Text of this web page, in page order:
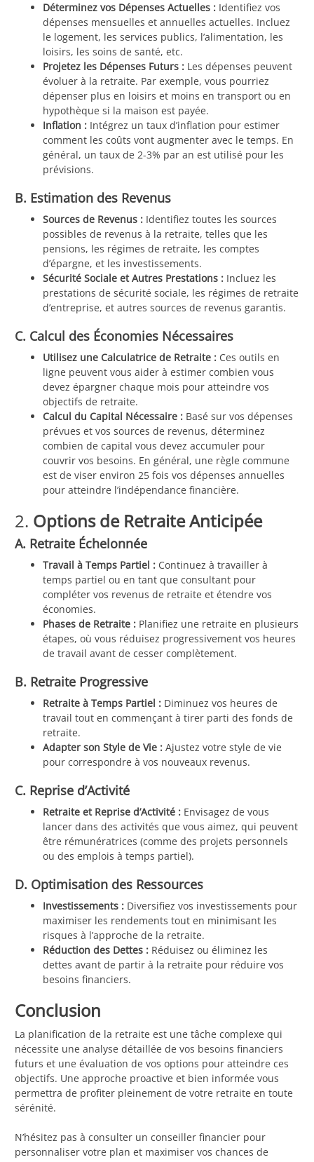
Déterminez vos Dépenses Actuelles : Identifiez vos
dépenses mensuelles et annuelles actuelles. Incluez
le logement, les services publics, l’alimentation, les
loisirs, les soins de santé, etc.
Projetez les Dépenses Futurs : Les dépenses peuvent
évoluer à la retraite. Par exemple, vous pourriez
dépenser plus en loisirs et moins en transport ou en
hypothèque si la maison est payée.
Inflation : Intégrez un taux d’inflation pour estimer
comment les coûts vont augmenter avec le temps. En
général, un taux de 2-3% par an est utilisé pour les
prévisions.
B. Estimation des Revenus
Sources de Revenus : Identifiez toutes les sources
possibles de revenus à la retraite, telles que les
pensions, les régimes de retraite, les comptes
d’épargne, et les investissements.
Sécurité Sociale et Autres Prestations : Incluez les
prestations de sécurité sociale, les régimes de retraite
d’entreprise, et autres sources de revenus garantis.
C. Calcul des Économies Nécessaires
Utilisez une Calculatrice de Retraite : Ces outils en
ligne peuvent vous aider à estimer combien vous
devez épargner chaque mois pour atteindre vos
objectifs de retraite.
Calcul du Capital Nécessaire : Basé sur vos dépenses
prévues et vos sources de revenus, déterminez
combien de capital vous devez accumuler pour
couvrir vos besoins. En général, une règle commune
est de viser environ 25 fois vos dépenses annuelles
pour atteindre l’indépendance financière.
2. Options de Retraite Anticipée
A. Retraite Échelonnée
Travail à Temps Partiel : Continuez à travailler à
temps partiel ou en tant que consultant pour
compléter vos revenus de retraite et étendre vos
économies.
Phases de Retraite : Planifiez une retraite en plusieurs
étapes, où vous réduisez progressivement vos heures
de travail avant de cesser complètement.
B. Retraite Progressive
Retraite à Temps Partiel : Diminuez vos heures de
travail tout en commençant à tirer parti des fonds de
retraite.
Adapter son Style de Vie : Ajustez votre style de vie
pour correspondre à vos nouveaux revenus.
C. Reprise d’Activité
Retraite et Reprise d’Activité : Envisagez de vous
lancer dans des activités que vous aimez, qui peuvent
être rémunératrices (comme des projets personnels
ou des emplois à temps partiel).
D. Optimisation des Ressources
Investissements : Diversifiez vos investissements pour
maximiser les rendements tout en minimisant les
risques à l’approche de la retraite.
Réduction des Dettes : Réduisez ou éliminez les
dettes avant de partir à la retraite pour réduire vos
besoins financiers.
Conclusion
La planification de la retraite est une tâche complexe qui
nécessite une analyse détaillée de vos besoins financiers
futurs et une évaluation de vos options pour atteindre ces
objectifs. Une approche proactive et bien informée vous
permettra de profiter pleinement de votre retraite en toute
sérénité.
N’hésitez pas à consulter un conseiller financier pour
personnaliser votre plan et maximiser vos chances de